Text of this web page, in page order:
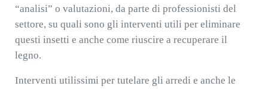
“analisi” o valutazioni, da parte di professionisti del
settore, su quali sono gli interventi utili per eliminare
questi insetti e anche come riuscire a recuperare il
legno.
Interventi utilissimi per tutelare gli arredi e anche le